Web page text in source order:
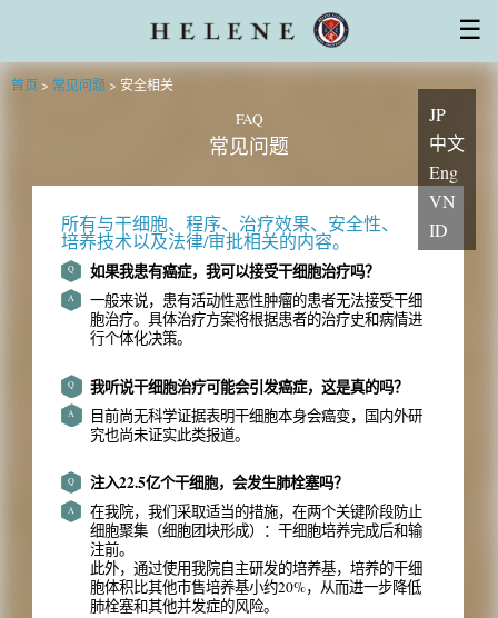
厚生劳动省对再生医疗计划的认可 干细胞的特性
医师・专家
集团系列医院
常见问题初访患者 安心服务支持
☰
JP
中文
Eng
VN
ID
首页 > 常见问题> 安全相关
FAQ
常见问题
所有与干细胞、程序、治疗效果、 安全性、
培养技术以及法律/审批相关的内容。
Q 如果我患有癌症，我可以接受干细胞治疗吗？
A
一般来说，患有活动性恶性肿瘤的患者无法接受干细
胞治疗。具体治疗方案将根据患者的治疗史和病情进
行个体化决策。
Q 我听说干细胞治疗可能会引发癌症，这是真的吗？
A
目前尚无科学证据表明干细胞本身会癌变，国内外研
究也尚未证实此类报道。
Q 注入22.5亿个干细胞，会发生肺栓塞吗？
A
在我院，我们采取适当的措施，在两个关键阶段防止
细胞聚集（细胞团块形成）：干细胞培养完成后和输
注前。
此外，通过使用我院自主研发的培养基，培养的干细
胞体积比其他市售培养基小约20%，从而进一步降低
肺栓塞和其他并发症的风险。